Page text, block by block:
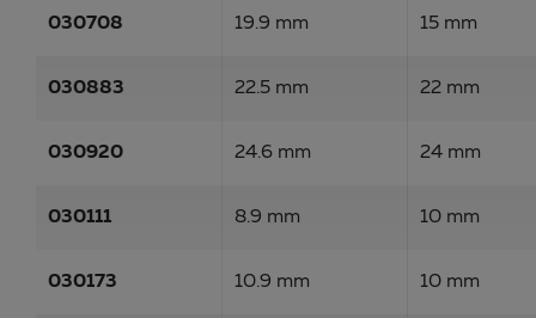
030708 19.9 mm 15 mm
030883 22.5 mm 22 mm
030920 24.6 mm 24 mm
030111 8.9 mm 10 mm
030173 10.9 mm 10 mm